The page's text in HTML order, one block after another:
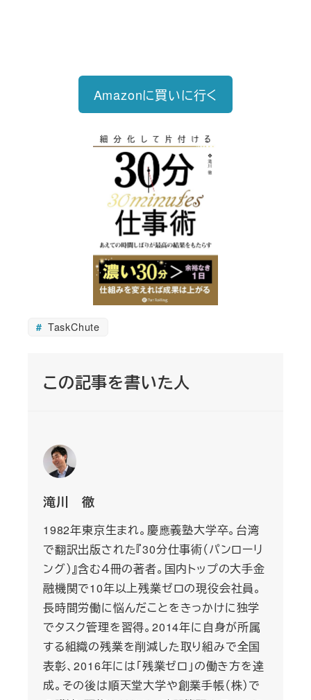
Amazonに買いに行く
TaskChute
この記事を書いた人
滝川 徹
1982年東京生まれ。慶應義塾大学卒。台湾
で翻訳出版された『30分仕事術（パンローリ
ング）』含む４冊の著者。国内トップの大手金
融機関で10年以上残業ゼロの現役会社員。
長時間労働に悩んだことをきっかけに独学
でタスク管理を習得。2014年に自身が所属
する組織の残業を削減した取り組みで全国
表彰、2016年には「残業ゼロ」の働き方を達
成。その後は順天堂大学や創業手帳（株）で